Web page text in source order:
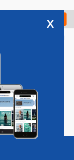
Check in
Vacatures
x